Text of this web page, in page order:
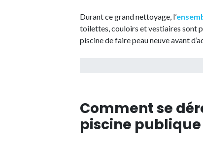
Durant ce grand nettoyage, l’
toilettes, couloirs et vestiaires sont
piscine de faire peau neuve avant
Comment se
piscine publique